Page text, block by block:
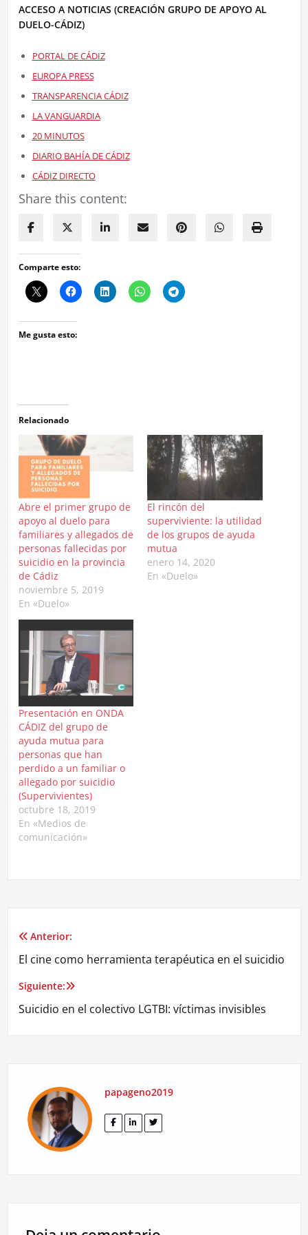
ACCESO A NOTICIAS (CREACIÓN GRUPO DE APOYO AL
DUELO-CÁDIZ)
PORTAL DE CÁDIZ
EUROPA PRESS
TRANSPARENCIA CÁDIZ
LA VANGUARDIA
20 MINUTOS
DIARIO BAHÍA DE CÁDIZ
CÁDIZ DIRECTO
Share this content:
Comparte esto:
Me gusta esto:
Relacionado
Abre el primer grupo de
apoyo al duelo para
familiares y allegados de
personas fallecidas por
suicidio en la provincia
de Cádiz
noviembre 5, 2019
En «Duelo»
El rincón del
superviviente: la utilidad
de los grupos de ayuda
mutua
enero 14, 2020
En «Duelo»
Presentación en ONDA
CÁDIZ del grupo de
ayuda mutua para
personas que han
perdido a un familiar o
allegado por suicidio
(Supervivientes)
octubre 18, 2019
En «Medios de
comunicación»
Navegación
de
entradas
Anterior:
El cine como herramienta terapéutica en el suicidio
Siguiente:
Suicidio en el colectivo LGTBI: víctimas invisibles
papageno2019